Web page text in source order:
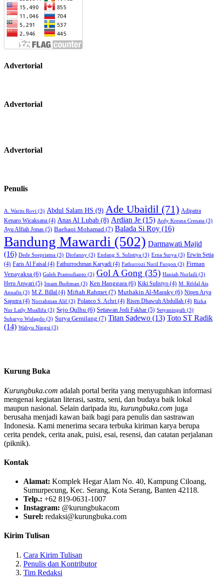
Advertorial
Advertorial
Advertorial
Penulis
A. Warits Rovi (3) Abdul Salam HS (9) Ade Ubaidil (71) Adipatra
Kenaro Wicaksana (4) Anas Al Lubab (8) Ardian Je (15) Ardy Kresna Crenata (3)
Ayu Alfiah Jonas (5) Baehaqi Mohamad (7) Balada Si Roy (16)
Bandung Mawardi (502) Darmawati Majid
(16) Dede Soepriatna (3) Diofanny (3) Endang S. Sulistiya (3) Erna Surya (3) Erwin Setia
(4) Faris Al Faisal (4) Fathurrochman Karyadi (4) Fathurrozi Nuril Furqon (3) Firman
Venayaksa (6) Galeh Pramudianto (3) Gol A Gong (35) Haniah Nurlaili (3)
Heru Anwari (5) Imam Budiman (3) Ken Hanggara (6) Kiki Sulistyo (4) M. Rifdal Ais
Annafis (3) M.Z. Billal (4) Miftah Rahmet (7) Muthakin Al-Maraky (6) Nipen Arya
Saputra (4) Norrahman Alif (3) Polanco S. Achri (4) Risen Dhawuh Abdullah (4) Rizka
Nur Laily Muallifa (3) Sejo Qulhu (6) Setiawan Jodi Fakhar (5) Setyaningsih (3)
Suharyo Widagdo (3) Surya Gemilang (7) Titan Sadewo (13) Toto ST Radik
(14) Wahyu Ningsi (3)
Kurung Buka
Kurungbuka.com adalah portal berita yang menyuguhkan informasi
mengenai kegiatan literasi, sastra, seni, dan budaya baik lokal
maupun nasional. Selain daripada itu, kurungbuka.com juga
berusaha menjadi kawan baik bagi para penulis dan sastrawan
Indonesia. Kami menerima secara terbuka kiriman karya berupa
cerita pendek, cerita anak, puisi, esai, resensi, dan catatan perjalanan
(piknik).
Kontak
Alamat: Komplek Hegar Alam No. 40, Kampung Ciloang,
Sumurpecung, Kec. Serang, Kota Serang, Banten 42118.
Telp.: +62 819-0631-1007
Instagram: @kurungbukacom
Surel: redaksi@kurungbuka.com
Kirim Tulisan
Cara Kirim Tulisan
Penulis dan Kontributor
Tim Redaksi